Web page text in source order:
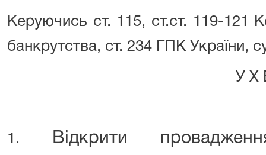
Керуючись ст. 115, ст.ст. 119-121
банкрутства, ст. 234 ГПК України,
У Х В А Л
1.
Відкрити